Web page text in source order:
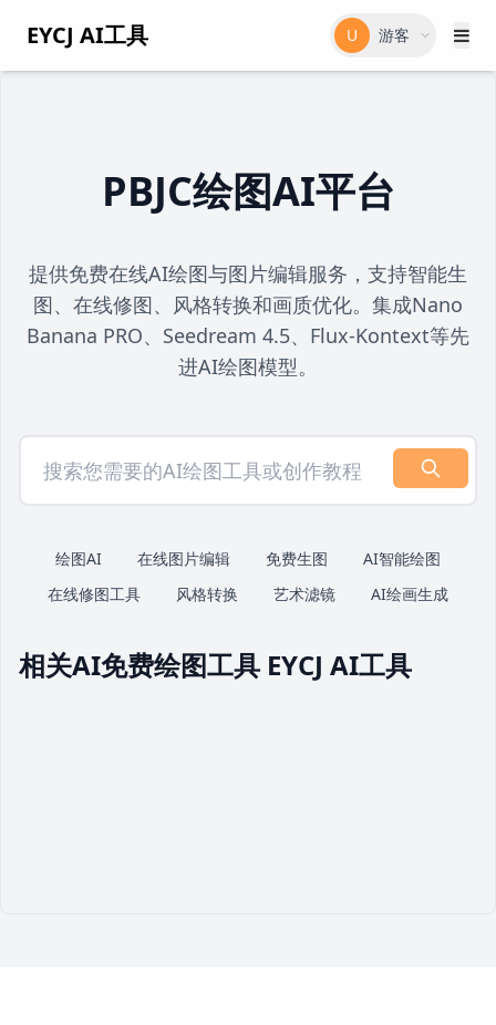
EYCJ AI工具 U 游客
PBJC绘图AI平台
提供免费在线AI绘图与图片编辑服务，支持智能生
图、在线修图、风格转换和画质优化。集成Nano
Banana PRO、Seedream 4.5、Flux-Kontext等先
进AI绘图模型。
绘图AI 在线图片编辑 免费生图
AI智能绘图
在线修图工具
风格转换 艺术滤镜 AI绘画生成
相关AI免费绘图工具 EYCJ AI工具